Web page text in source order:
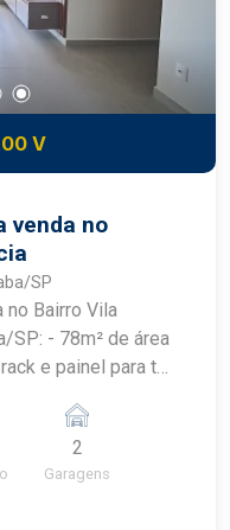
Cozinha funcional ,
com espaço
-
uma
Neto e venha
V
venda no
SP
no Bairro Vila
SP: - 78m² de área
e painel para tv;
todos com
- 02 banheiros
gourmet
2
Garagens